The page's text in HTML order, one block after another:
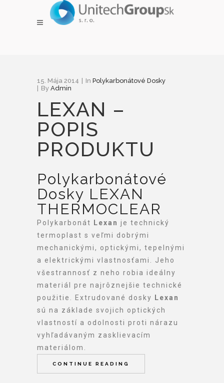
POLYKARB
ONÁTOVÉ
DOSKY
15. Mája 2014 In Polykarbonátové Dosky
By Admin
LEXAN –
POPIS
PRODUKTU
Polykarbonátové
Dosky LEXAN
THERMOCLEAR
Polykarbonát Lexan je technický
termoplast s veľmi dobrými
mechanickými, optickými, tepelnými
a elektrickými vlastnosťami. Jeho
všestrannosť z neho robia ideálny
materiál pre najrôznejšie technické
použitie. Extrudované dosky
Lexan
sú na základe svojich optických
vlastností a odolnosti proti nárazu
vyhľadávaným zasklievacím
materiálom.
CONTINUE READING